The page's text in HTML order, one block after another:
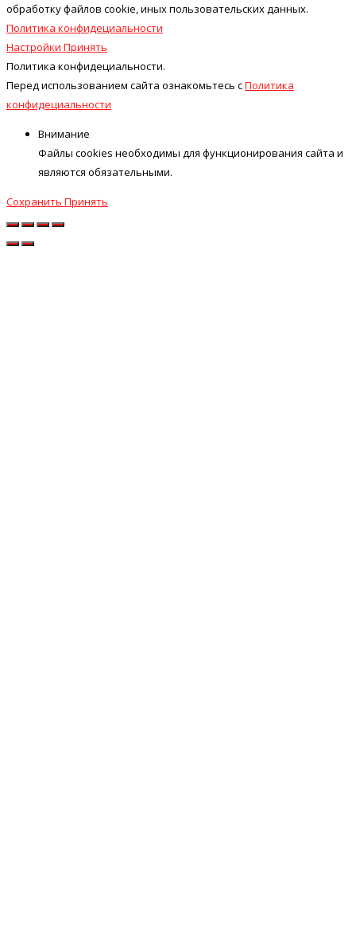
обработку файлов cookie, иных пользовательских данных.
Политика конфидециальности
Настройки Принять
Политика конфидециальности.
Перед использованием сайта ознакомьтесь сПолитика
конфидециальности
Внимание
Файлы cookies необходимы для функционирования сайта и
являются обязательными.
Сохранить Принять